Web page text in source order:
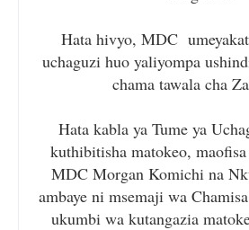
Hata hivyo, MDC
uchaguzi huo yaliyompa
chama tawala cha
Hata kabla ya Tume ya
kuthibitisha matokeo,
MDC Morgan Komichi na
ambaye ni msemaji wa
ukumbi wa kutangazia